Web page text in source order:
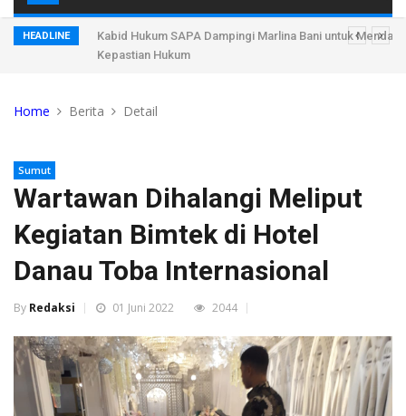
HEADLINE
Munawarah
Kabid Hukum SAPA Dampingi Marlina Bani untuk
Kepastian Hukum
Home Berita Detail
Sumut
Wartawan Dihalangi Meliput
Kegiatan Bimtek di Hotel
Danau Toba Internasional
By Redaksi 01 Juni 2022 2044